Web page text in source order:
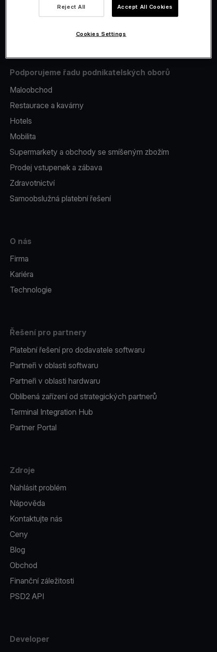
Platební terminál v telefonu
Podporujeme řadu podnikatelských oborů
Maloobchod
Restaurace a kavárny
Hotels
Mobilita
Supermarkety a obchody se smíšeným zbožím
Prodej vstupenek a zábava
Zdravotnictví
Samoobslužná platební řešení
O nás
Firma
Kariéra
Technologie
Řešení pro partnery
Platební řešení pro dodavatele softwaru
Partneři v oblasti softwaru
Partneři v oblasti hardwaru
Oblíbená zařízení od strategických partnerů
Terminal Integration Hub
Partner Portal
Zdroje
Nahlásit problém
Nápověda
Kontaktujte nás
Ceny
Blog
Obchod
Finanční záležitosti
PSD2 API
Developer
Reject All Accept All Cookies
Cookies Settings